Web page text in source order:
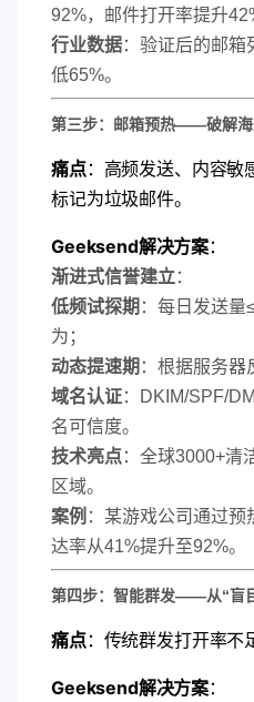
92%，邮件打开率提升
​行业数据​：验证后的邮箱
低65%。
第三步：邮箱预热——破解海
​痛点​：高频发送、内容敏
标记为垃圾邮件。
​Geeksend解决方案​​：
​渐进式信誉建立​​：
​低频试探期​ ：每日发送量
为；
​动态提速期​ ：根据服务器
​域名认证​：DKIM/SPF/
名可信度。
​技术亮点​：全球3000+清
区域。
​案例​ ：某游戏公司通过
达率从41%提升至92%。
第四步：智能群发——从“盲
​痛点​：传统群发打开率不
​Geeksend解决方案​​：